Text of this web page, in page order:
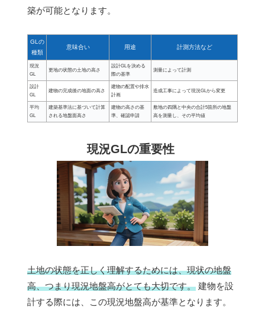
築が可能となります。
GLの
種類
意味合い 用途 計測方法など
現況
GL
更地の状態の土地の高さ
設計GLを決める
際の基準
測量によって計測
設計
GL
建物の完成後の地面の高さ
建物の配置や排水
計画
造成工事によって現況GLから変更
平均
GL
建築基準法に基づいて計算
される地盤面高さ
建物の高さの基
準、確認申請
敷地の四隅と中央の合計5箇所の地盤
高を測量し、その平均値
現況GLの重要性
土地の状態を正しく理解するためには、現状の地盤
高、つまり現況地盤高がとても大切です。 建物を設
計する際には、この現況地盤高が基準となります。